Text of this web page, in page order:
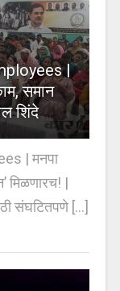
|
समान
शिंदे
| मनपा
मिळणारच! |
संघटितपणे [...]